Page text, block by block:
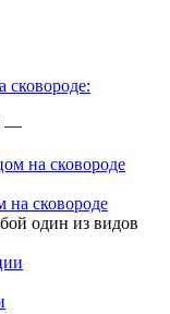
—
сковороде
один из видов